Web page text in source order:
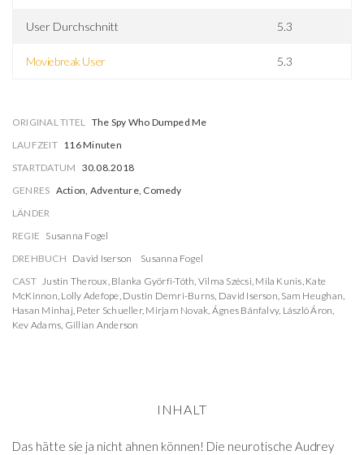
User Durchschnitt 5.3
Moviebreak User 5.3
ORIGINAL TITEL The Spy Who Dumped Me
LAUFZEIT 116 Minuten
STARTDATUM 30.08.2018
GENRES Action, Adventure, Comedy
LÄNDER
REGIE Susanna Fogel
DREHBUCH David Iserson
Susanna Fogel
CAST Justin Theroux, Blanka Györfi-Tóth, Vilma Szécsi, Mila Kunis, Kate
McKinnon, Lolly Adefope, Dustin Demri-Burns, David Iserson, Sam Heughan,
Hasan Minhaj, Peter Schueller, Mirjam Novak, Ágnes Bánfalvy, László Áron,
Kev Adams, Gillian Anderson
INHALT
Das hätte sie ja nicht ahnen können! Die neurotische Audrey